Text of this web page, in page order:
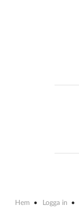
Hem Logga in